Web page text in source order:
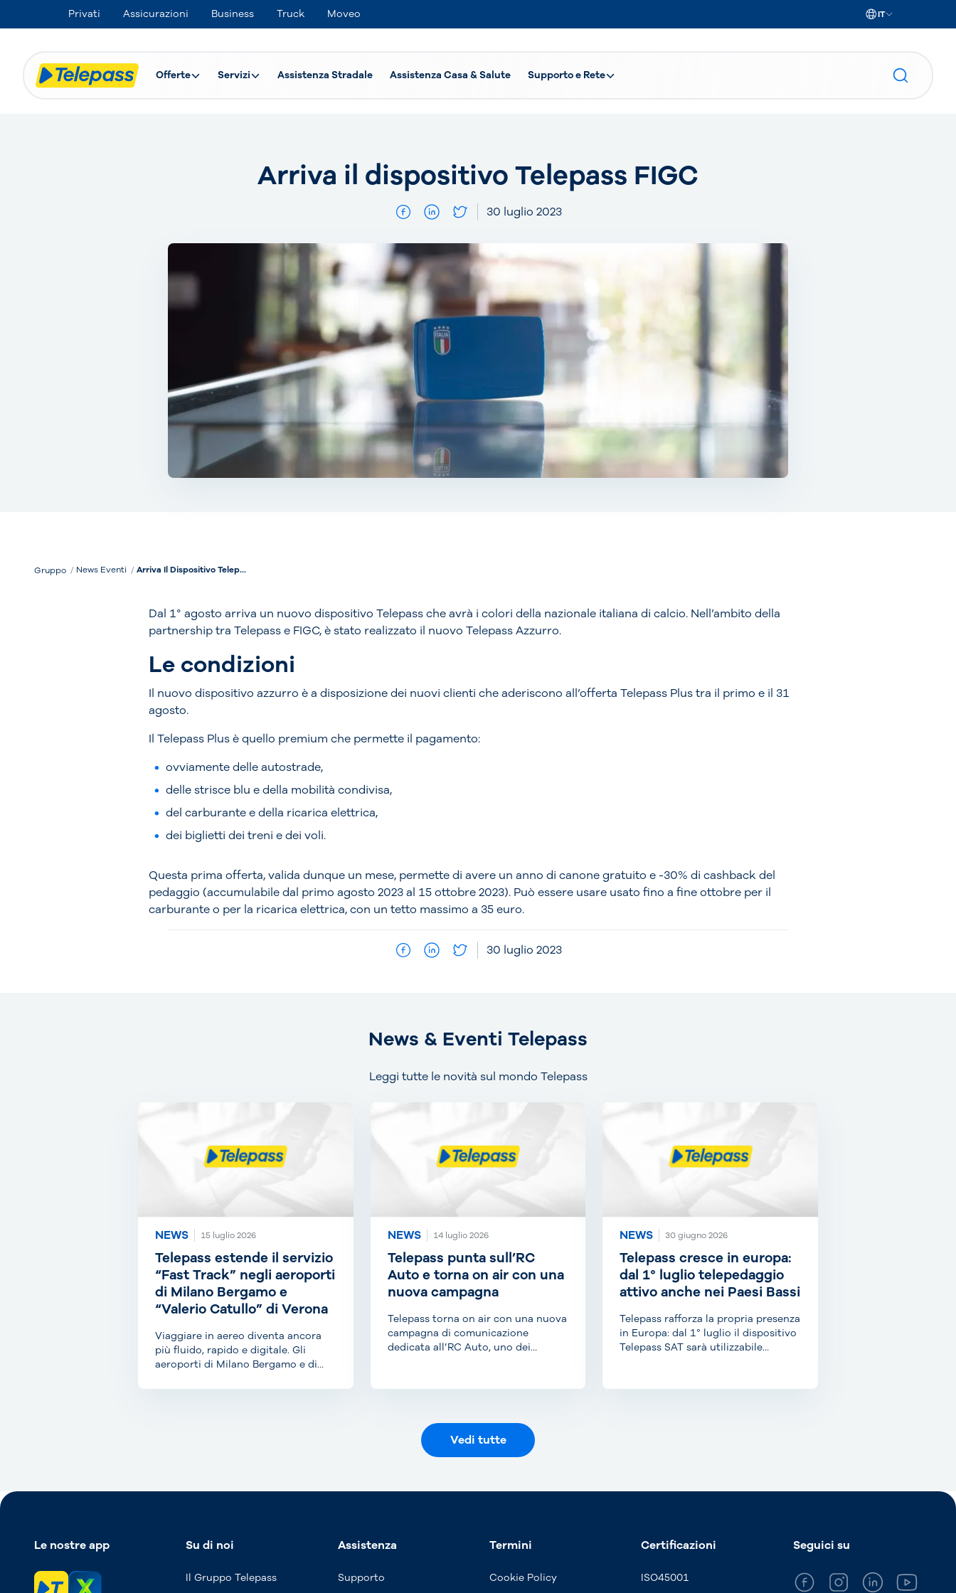
Privati Assicurazioni Business Truck Moveo IT
Offerte Servizi Assistenza Stradale Assistenza Casa & Salute Supporto e Rete
Arriva il dispositivo Telepass FIGC
30 luglio 2023
Gruppo News Eventi Arriva Il Dispositivo Telep...
Dal 1° agosto arriva un nuovo dispositivo Telepass che avrà i colori della nazionale italiana di calcio. Nell’ambito della
partnership tra Telepass e FIGC, è stato realizzato il nuovo Telepass Azzurro.
Le condizioni
Il nuovo dispositivo azzurro è a disposizione dei nuovi clienti che aderiscono all’offerta Telepass Plus tra il primo e il 31
agosto.
Il Telepass Plus è quello premium che permette il pagamento:
ovviamente delle autostrade,
delle strisce blu e della mobilità condivisa,
del carburante e della ricarica elettrica,
dei biglietti dei treni e dei voli.
Questa prima offerta, valida dunque un mese, permette di avere un anno di canone gratuito e -30% di cashback del
pedaggio (accumulabile dal primo agosto 2023 al 15 ottobre 2023). Può essere usare usato fino a fine ottobre per il
carburante o per la ricarica elettrica, con un tetto massimo a 35 euro.
30 luglio 2023
News & Eventi Telepass
Leggi tutte le novità sul mondo Telepass
NEWS 15 luglio 2026
Telepass estende il servizio
“Fast Track” negli aeroporti
di Milano Bergamo e
“Valerio Catullo” di Verona
Viaggiare in aereo diventa ancora
più fluido, rapido e digitale. Gli
aeroporti di Milano Bergamo e di
NEWS 14 luglio 2026
Telepass punta sull’RC
Auto e torna on air con una
nuova campagna
Telepass torna on air con una nuova
campagna di comunicazione
dedicata all’RC Auto, uno dei
NEWS 30 giugno 2026
Telepass cresce in europa:
dal 1° luglio telepedaggio
attivo anche nei Paesi Bassi
Telepass rafforza la propria presenza
in Europa: dal 1° luglio il dispositivo
Telepass SAT sarà utilizzabile
Vedi tutte
Le nostre app Su di noi
Il Gruppo Telepass
Assistenza
Supporto
Termini
Cookie Policy
Certificazioni
ISO45001
Seguici su